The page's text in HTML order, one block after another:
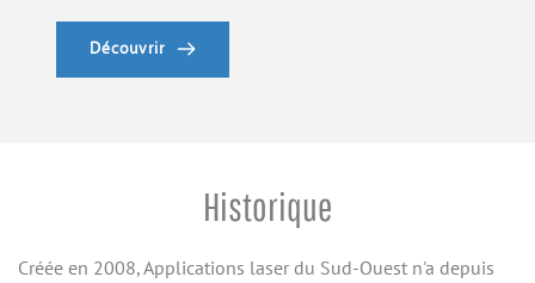
Découvrir
Historique
Créée en 2008, Applications laser du Sud-Ouest n'a depuis